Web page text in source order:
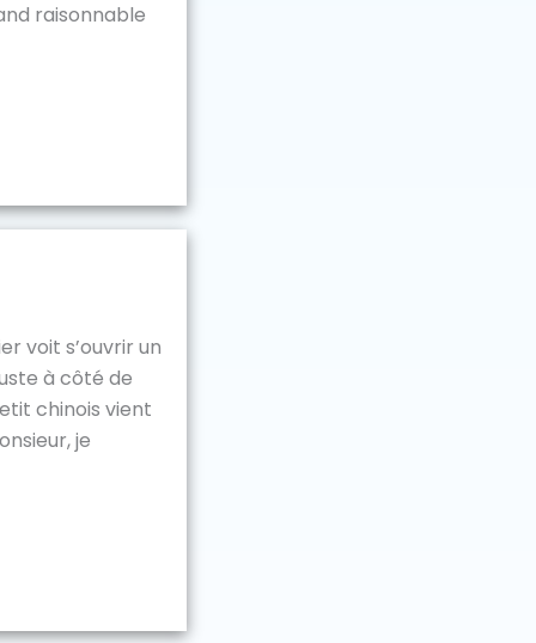
raisonnable
voit s’ouvrir un
à côté de
chinois vient
je